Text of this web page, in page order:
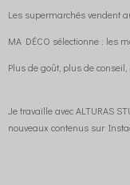
Les supermarchés vendent
MA DÉCO sélectionne : les
Plus de goût, plus de
Je travaille avec ALTURAS
nouveaux contenus sur